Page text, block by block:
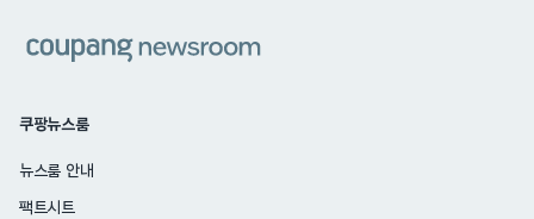
쿠팡뉴스룸
뉴스룸 안내
팩트시트